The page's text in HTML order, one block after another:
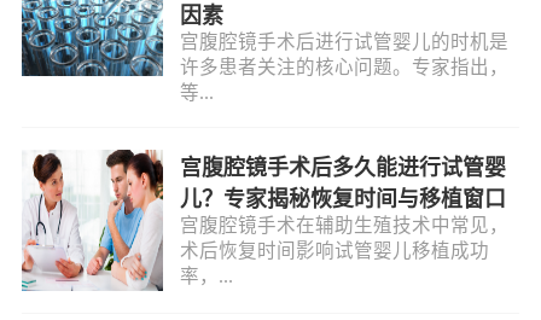
因素
宫腹腔镜手术后进行试管婴儿的时机是
许多患者关注的核心问题。专家指出，
等...
宫腹腔镜手术后多久能进行试管婴
儿？专家揭秘恢复时间与移植窗口
宫腹腔镜手术在辅助生殖技术中常见，
术后恢复时间影响试管婴儿移植成功
率，...